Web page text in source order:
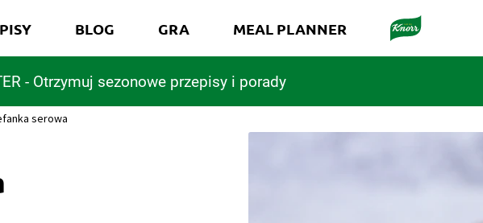
- Otrzymuj sezonowe przepisy i porady
BLOG GRA MEAL PLANNER
serowa